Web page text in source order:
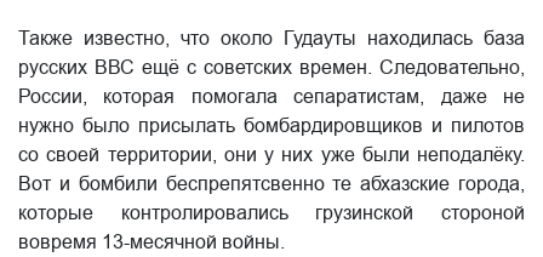
Также известно, что около Гудауты находилась база
русских ВВС ещё с советских времен. Следовательно,
России, которая помогала сепаратистам, даже не
нужно было присылать бомбардировщиков и пилотов
со своей территории, они у них уже были неподалёку.
Вот и бомбили беспрепятсвенно те абхазские города,
которые контролировались грузинской стороной
вовремя 13-месячной войны.